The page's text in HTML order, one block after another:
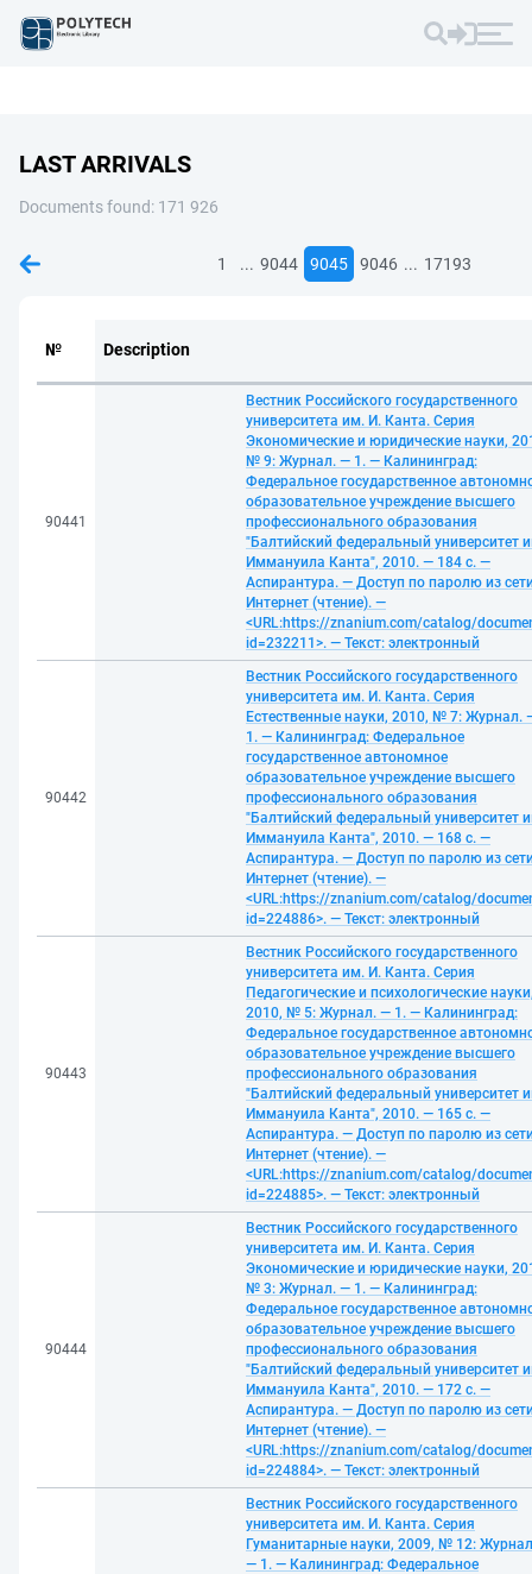
LAST ARRIVALS
Documents found: 171 926
1 ... 9044 9045 9046 ... 17193
№ Description
90441
Вестник Российского государственного
университета им. И. Канта. Серия
Экономические и юридические науки,
№ 9: Журнал. — 1. — Калининград:
Федеральное государственное
образовательное учреждение высшего
профессионального образования
"Балтийский федеральный университет
Иммануила Канта", 2010. — 184 с. —
Аспирантура. — Доступ по паролю из
Интернет (чтение). —
<URL:https://znanium.com/catalog/
id=232211>. — Текст: электронный
90442
Вестник Российского государственного
университета им. И. Канта. Серия
Естественные науки, 2010, № 7: Журнал.
1. — Калининград: Федеральное
государственное автономное
образовательное учреждение высшего
профессионального образования
"Балтийский федеральный университет
Иммануила Канта", 2010. — 168 с. —
Аспирантура. — Доступ по паролю из
Интернет (чтение). —
<URL:https://znanium.com/catalog/
id=224886>. — Текст: электронный
90443
Вестник Российского государственного
университета им. И. Канта. Серия
Педагогические и психологические
2010, № 5: Журнал. — 1. — Калининград:
Федеральное государственное
образовательное учреждение высшего
профессионального образования
"Балтийский федеральный университет
Иммануила Канта", 2010. — 165 с. —
Аспирантура. — Доступ по паролю из
Интернет (чтение). —
<URL:https://znanium.com/catalog/
id=224885>. — Текст: электронный
90444
Вестник Российского государственного
университета им. И. Канта. Серия
Экономические и юридические науки,
№ 3: Журнал. — 1. — Калининград:
Федеральное государственное
образовательное учреждение высшего
профессионального образования
"Балтийский федеральный университет
Иммануила Канта", 2010. — 172 с. —
Аспирантура. — Доступ по паролю из
Интернет (чтение). —
<URL:https://znanium.com/catalog/
id=224884>. — Текст: электронный
Вестник Российского государственного
университета им. И. Канта. Серия
Гуманитарные науки, 2009, № 12:
— 1. — Калининград: Федеральное